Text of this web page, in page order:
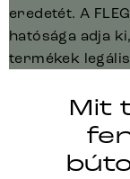
eredetét. A
hatósága adja
termékek
Mit